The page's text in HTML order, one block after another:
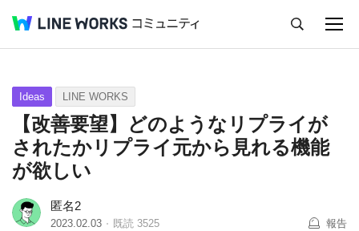
Q&A Tips Ideas
Ideas LINE WORKS
【改善要望】どのようなリプライが
されたかリプライ元から見れる機能
が欲しい
匿名2
2023.02.03 既読 3525 報告